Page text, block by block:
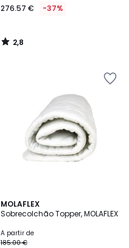
276.57 € -37%
2,8
/
MOLAFLEX
Sobrecolchão Topper, MOLAFLEX
A partir de
185.00 €
5
/